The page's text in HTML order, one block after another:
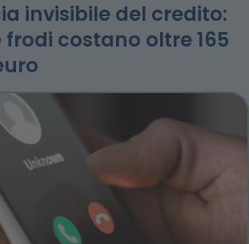
invisibile del credito:
frodi costano oltre 165